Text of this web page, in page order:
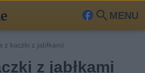
MENU
Fa Szu
z kaczki z jabłkami
z jabłkami